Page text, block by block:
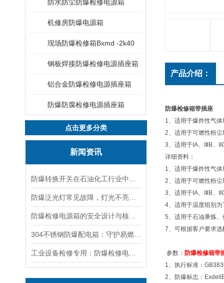
防水防尘防爆检修电源箱
机修房防爆电源箱
现场防爆检修箱Bxmd -2k40
钢板焊接防爆检修电源插座箱
铝合金防爆检修电源插座箱
防爆防腐检修电源插座箱
点击更多分类
新闻资讯
产品介绍：
防爆检修箱带插座
1、适用于爆炸性气
2、适用于可燃性粉
3、适用于IA、IⅡB、
详细资料：
1、适用于爆炸性气
2、适用于可燃性粉
3、适用于IA、IⅡB、
4、适用于温度组别
5、适用于石油乘炼
7、可根据客户要求
参数： 防爆检修箱带
1、执行标准：
2、防爆标志：